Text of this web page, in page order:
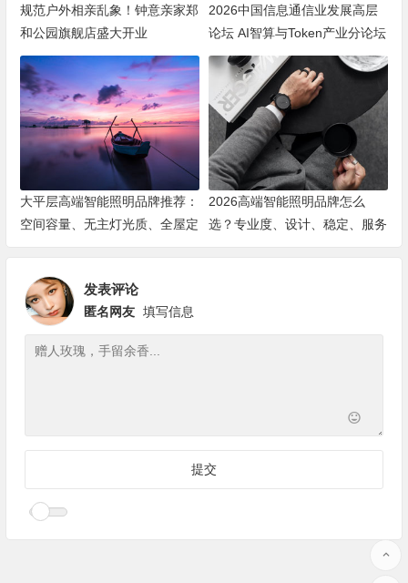
规范户外相亲乱象！钟意亲家郑
和公园旗舰店盛大开业
2026中国信息通信业发展高层
论坛 AI智算与Token产业分论坛
顺利举办
大平层高端智能照明品牌推荐：
空间容量、无主灯光质、全屋定
制、长期售后四个维度全解析
2026高端智能照明品牌怎么
选？专业度、设计、稳定、服务
四大维度深度盘点
发表评论
匿名网友 填写信息